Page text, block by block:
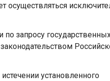
осуществляться
запросу
установленного